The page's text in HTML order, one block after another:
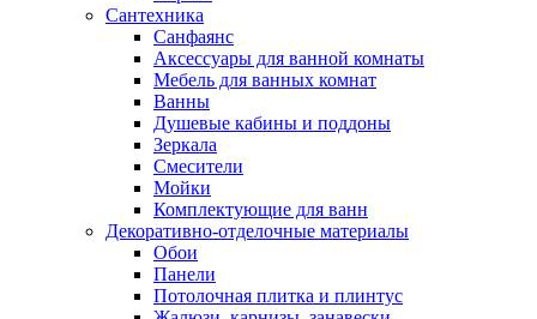
Сантехника
Санфаянс
Аксессуары для ванной комнаты
Мебель для ванных комнат
Ванны
Душевые кабины и поддоны
Зеркала
Смесители
Мойки
Комплектующие для ванн
Декоративно-отделочные материалы
Обои
Панели
Потолочная плитка и плинтус